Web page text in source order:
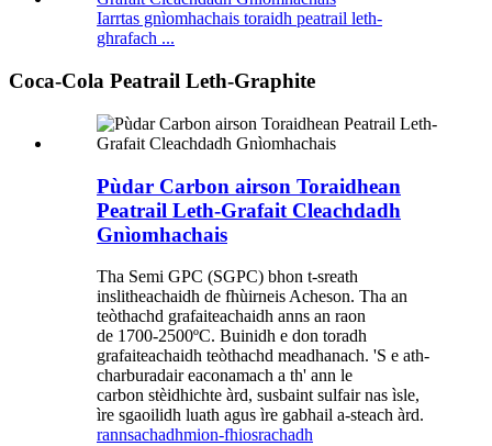
Iarrtas gnìomhachais toraidh peatrail leth-
ghrafach ...
Coca-Cola Peatrail Leth-Graphite
Pùdar Carbon airson Toraidhean
Peatrail Leth-Grafait Cleachdadh
Gnìomhachais
Tha Semi GPC (SGPC) bhon t-sreath
inslitheachaidh de fhùirneis Acheson. Tha an
teòthachd grafaiteachaidh anns an raon
de 1700-2500ºC. Buinidh e don toradh
grafaiteachaidh teòthachd meadhanach. 'S e ath-
charburadair eaconamach a th' ann le
carbon stèidhichte àrd, susbaint sulfair nas ìsle,
ìre sgaoilidh luath agus ìre gabhail a-steach àrd.
rannsachadhmion-fhiosrachadh